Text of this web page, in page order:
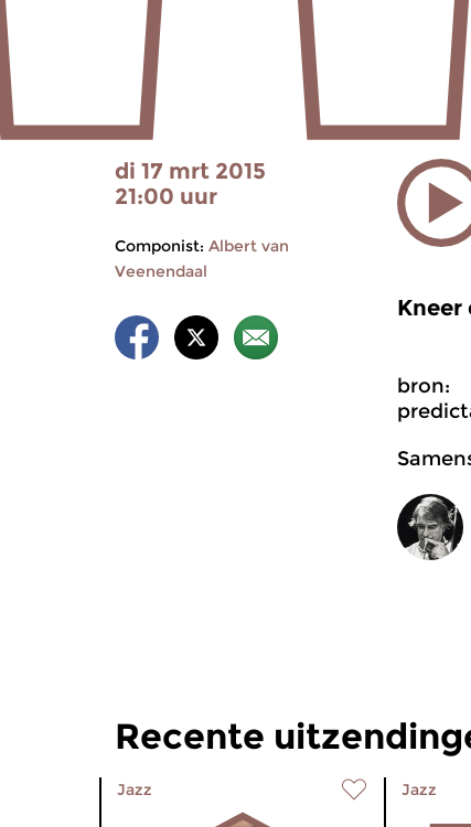
di 17 mrt 2015
21:00 uur
Componist: Albert van
Veenendaal
Kneer
bron:
Recente
Jazz Jazz